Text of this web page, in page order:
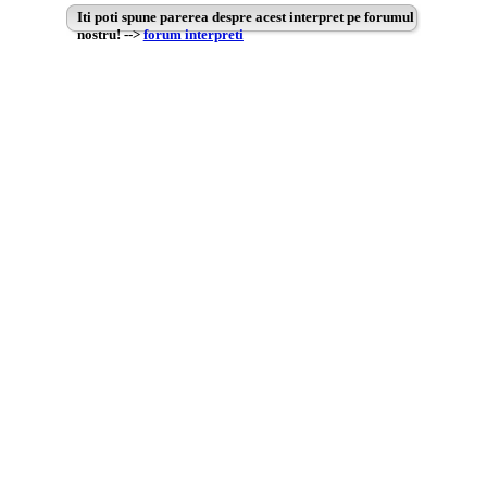
Iti poti spune parerea despre acest interpret pe forumul
nostru! -->forum interpreti